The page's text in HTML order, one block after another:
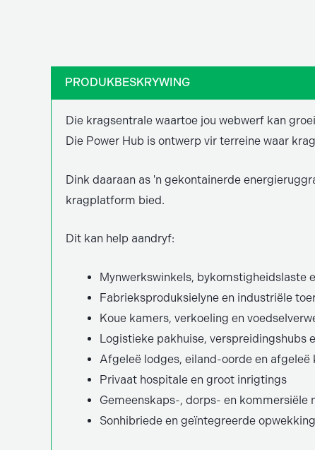
PRODUKBESKRYWING
Die kragsentrale waartoe jou webwerf kan groei
Die Power Hub is ontwerp vir terreine waar
Dink daaraan as 'n gekontainerde
kragplatform bied.
Dit kan help aandryf:
Mynwerkswinkels, bykomstigheidslaste
Fabrieksproduksielyne en industriële
Koue kamers, verkoeling en
Logistieke pakhuise, verspreidingshubs
Afgeleë lodges, eiland-oorde en afgeleë
Privaat hospitale en groot inrigtings
Gemeenskaps-, dorps- en kommersiële
Sonhibriede en geïntegreerde